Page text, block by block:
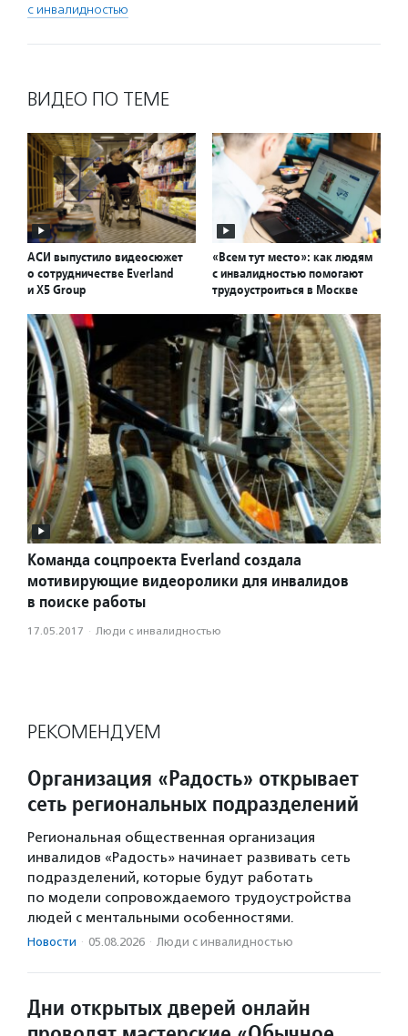
с инвалидностью
ВИДЕО ПО ТЕМЕ
АСИ выпустило видеосюжет
о сотрудничестве Everland
и X5 Group
«Всем тут место»: как людям
с инвалидностью помогают
трудоустроиться в Москве
Команда соцпроекта Everland создала
мотивирующие видеоролики для инвалидов
в поиске работы
17.05.2017 · Люди с инвалидностью
РЕКОМЕНДУЕМ
Организация «Радость» открывает
сеть региональных подразделений
Региональная общественная организация
инвалидов «Радость» начинает развивать сеть
подразделений, которые будут работать
по модели сопровождаемого трудоустройства
людей с ментальными особенностями.
Новости · 05.08.2026 · Люди с инвалидностью
Дни открытых дверей онлайн